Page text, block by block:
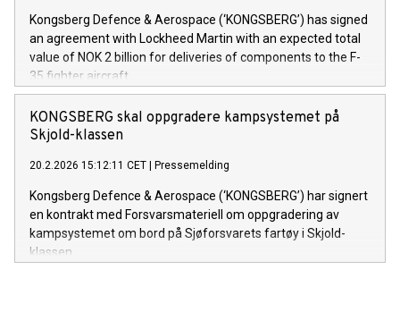
Kongsberg Defence & Aerospace (‘KONGSBERG’) has signed
an agreement with Lockheed Martin with an expected total
value of NOK 2 billion for deliveries of components to the F-
35 fighter aircraft.
KONGSBERG skal oppgradere kampsystemet på
Skjold-klassen
20.2.2026 15:12:11 CET Pressemelding
Kongsberg Defence & Aerospace (‘KONGSBERG’) har signert
en kontrakt med Forsvarsmateriell om oppgradering av
kampsystemet om bord på Sjøforsvarets fartøy i Skjold-
klassen.